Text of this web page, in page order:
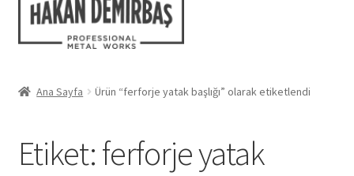
Uygulamalar
Ana Sayfa Ürün “ferforje yatak başlığı” olarak etiketlendi
Etiket:ferforje yatak